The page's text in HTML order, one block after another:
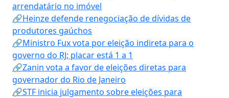
arrendatário no imóvel
🔗Heinze defende renegociação de dívidas de
produtores gaúchos
🔗Ministro Fux vota por eleição indireta para o
governo do RJ; placar está 1 a 1
🔗Zanin vota a favor de eleições diretas para
governador do Rio de Janeiro
🔗STF inicia julgamento sobre eleições para